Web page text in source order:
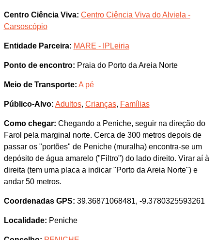
Centro Ciência Viva: Centro Ciência Viva do Alviela -
Carsoscópio
Entidade Parceira: MARE - IPLeiria
Ponto de encontro: Praia do Porto da Areia Norte
Meio de Transporte: A pé
Público-Alvo: Adultos, Crianças, Famílias
Como chegar: Chegando a Peniche, seguir na direção do
Farol pela marginal norte. Cerca de 300 metros depois de
passar os "portões" de Peniche (muralha) encontra-se um
depósito de água amarelo ("Filtro") do lado direito. Virar aí à
direita (tem uma placa a indicar "Porto da Areia Norte") e
andar 50 metros.
Coordenadas GPS: 39.36871068481, -9.3780325593261
Localidade: Peniche